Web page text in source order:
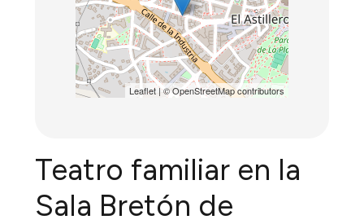
Leaflet| ©OpenStreetMapcontributors
Teatro familiar en la
Sala Bretón de